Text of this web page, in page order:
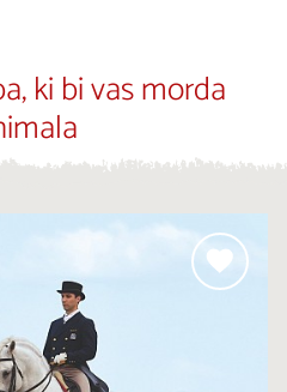
ki bi vas morda